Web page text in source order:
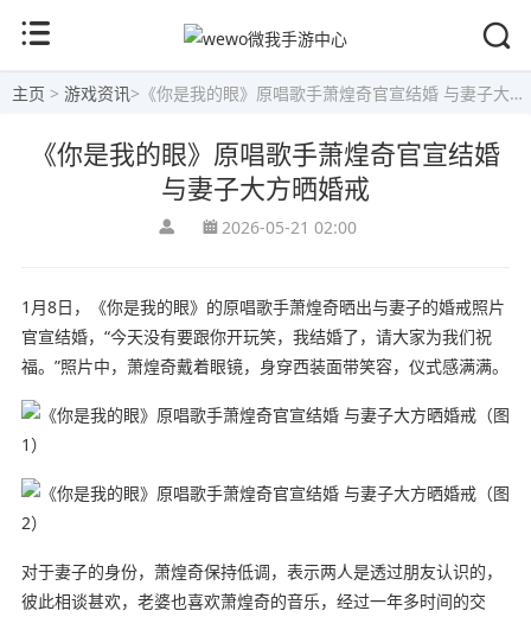
主页 > 游戏资讯> 《你是我的眼》原唱歌手萧煌奇官宣结婚 与妻子大方晒婚戒
《你是我的眼》原唱歌手萧煌奇官宣结婚
与妻子大方晒婚戒
2026-05-21 02:00
1月8日，《你是我的眼》的原唱歌手萧煌奇晒出与妻子的婚戒照片
官宣结婚，“今天没有要跟你开玩笑，我结婚了，请大家为我们祝
福。”照片中，萧煌奇戴着眼镜，身穿西装面带笑容，仪式感满满。
对于妻子的身份，萧煌奇保持低调，表示两人是透过朋友认识的，
彼此相谈甚欢，老婆也喜欢萧煌奇的音乐，经过一年多时间的交